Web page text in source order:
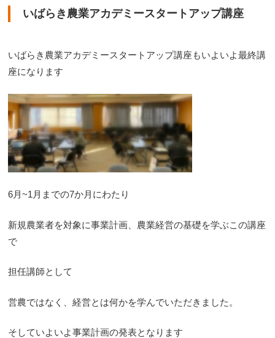
いばらき農業アカデミースタートアップ講座
いばらき農業アカデミースタートアップ講座もいよいよ最終講
座になります
6月~1月までの7か月にわたり
新規農業者を対象に事業計画、農業経営の基礎を学ぶこの講座
で
担任講師として
営農ではなく、経営とは何かを学んでいただきました。
そしていよいよ事業計画の発表となります